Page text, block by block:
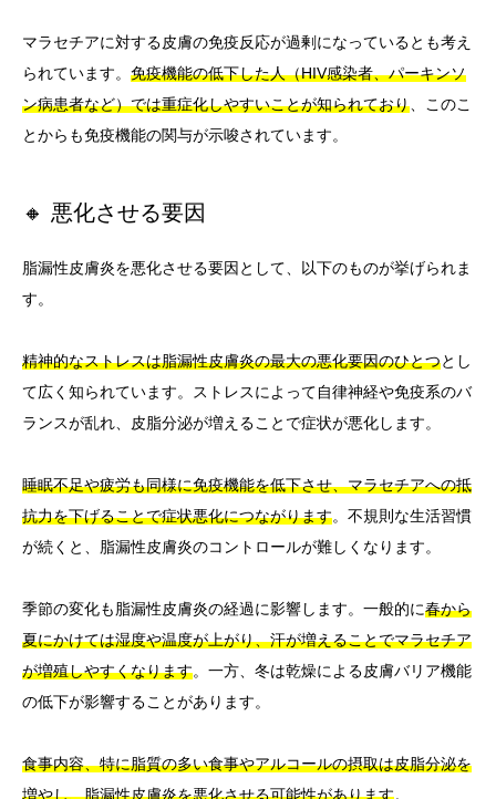
マラセチアに対する皮膚の免疫反応が過剰になっているとも考え
られています。 免疫機能の低下した人（HIV感染者、パーキンソ
ン病患者など）では重症化しやすいことが知られており 、このこ
とからも免疫機能の関与が示唆されています。
🔸 悪化させる要因
脂漏性皮膚炎を悪化させる要因として、以下のものが挙げられま
す。
精神的なストレスは脂漏性皮膚炎の最大の悪化要因のひとつとし
て広く知られています。ストレスによって自律神経や免疫系のバ
ランスが乱れ、皮脂分泌が増えることで症状が悪化します。
睡眠不足や疲労も同様に免疫機能を低下させ、マラセチアへの抵
抗力を下げることで症状悪化につながります。不規則な生活習慣
が続くと、脂漏性皮膚炎のコントロールが難しくなります。
季節の変化も脂漏性皮膚炎の経過に影響します。一般的に春から
夏にかけては湿度や温度が上がり、汗が増えることでマラセチア
が増殖しやすくなります。一方、冬は乾燥による皮膚バリア機能
の低下が影響することがあります。
食事内容、特に脂質の多い食事やアルコールの摂取は皮脂分泌を
増やし、脂漏性皮膚炎を悪化させる可能性があります。